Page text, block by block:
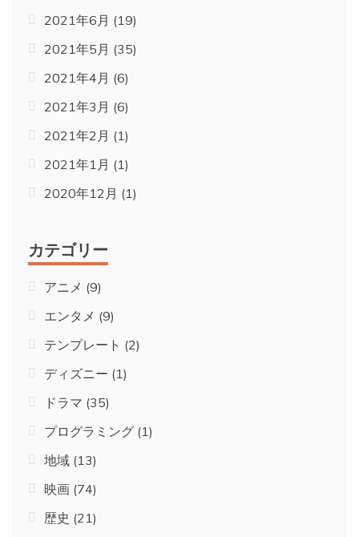
2021年6月 (19)
2021年5月 (35)
2021年4月 (6)
2021年3月 (6)
2021年2月 (1)
2021年1月 (1)
2020年12月 (1)
カテゴリー
アニメ (9)
エンタメ (9)
テンプレート (2)
ディズニー (1)
ドラマ (35)
プログラミング (1)
地域 (13)
映画 (74)
歴史 (21)